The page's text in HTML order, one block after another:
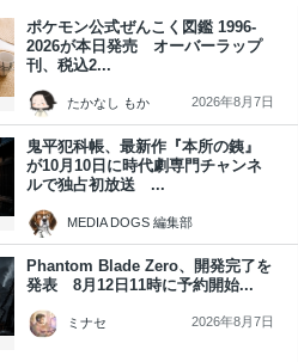
ポケモン公式ぜんこく図鑑 1996-
2026が本日発売 オーバーラップ
刊、税込2...
たかなし もか 2026年8月7日
鬼平犯科帳、最新作『本所の銕』
が10月10日に時代劇専門チャンネ
ルで独占初放送 ...
MEDIA DOGS 編集部
2026年8月7日
Phantom Blade Zero、開発完了を
発表 8月12日11時に予約開始...
ミナセ 2026年8月7日